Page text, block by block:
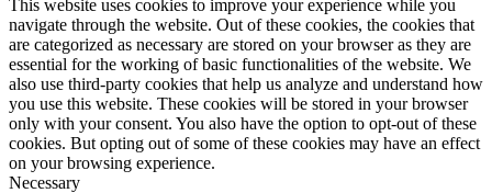
This website uses cookies to improve your experience while you
navigate through the website. Out of these cookies, the cookies that
are categorized as necessary are stored on your browser as they are
essential for the working of basic functionalities of the website. We
also use third-party cookies that help us analyze and understand how
you use this website. These cookies will be stored in your browser
only with your consent. You also have the option to opt-out of these
cookies. But opting out of some of these cookies may have an effect
on your browsing experience.
Necessary